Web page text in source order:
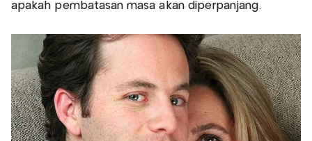
apakah pembatasan masa akan diperpanjang.